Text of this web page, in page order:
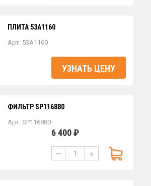
ПЛИТА 53A1160
Арт. 53A1160
УЗНАТЬ ЦЕНУ
ФИЛЬТР SP116880
Арт. SP116880
6 400 ₽
— +